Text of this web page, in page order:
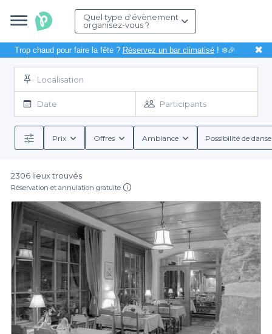
Quel type d'évènement
organisez-vous ?
Trop chaud pour faire la fête ? Réservez un bar climatisé! ❄️🎉 ✖
Localisation
Date Participants
Prix Offres Ambiance Possibilité de
2306 lieux trouvés
Réservation et annulation gratuite